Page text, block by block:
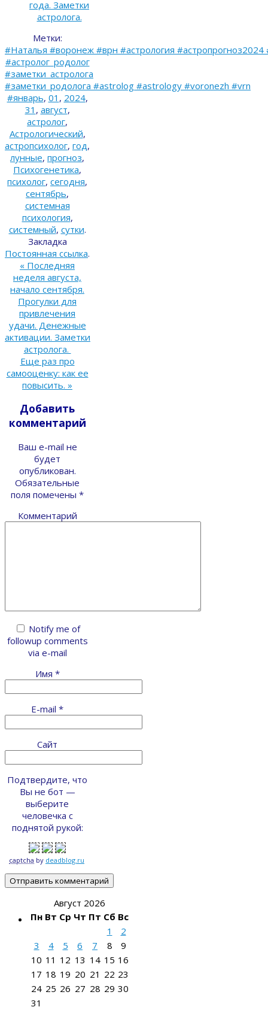
года. Заметки
астролога.
Метки:
#Наталья #воронеж #врн #астрология #астропрогноз2024
#астролог_родолог
#заметки_астролога
#заметки_родолога #astrolog #astrology #voronezh #vrn
#январь, 01 , 2024,
31 , август,
астролог,
Астрологический,
астропсихолог, год,
лунные, прогноз,
Психогенетика,
психолог, сегодня,
сентябрь,
системная
психология,
системный, сутки.
Закладка
Постоянная ссылка.
« Последняя
неделя августа,
начало сентября.
Прогулки для
привлечения
удачи. Денежные
активации. Заметки
астролога.
Еще раз про
самооценку: как ее
повысить. »
Добавить
комментарий
Ваш e-mail не
будет
опубликован.
Обязательные
поля помечены *
Комментарий
Notify me of
followup comments
via e-mail
Имя *
E-mail *
Сайт
Подтвердите, что
Вы не бот —
выберите
человечка с
поднятой рукой:
captcha by deadblog.ru
Август 2026
Пн Вт Ср Чт Пт Сб Вс
1
2
3
4 5 6 7 8
9
10 11 12 13 14 15 16
17 18 19 20 21 22 23
24 25 26 27 28 29 30
31